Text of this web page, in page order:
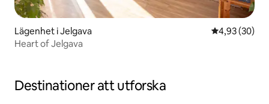
Lägenhet i Jelgava 4,93 av 5 i
4,93 (30)
Heart of Jelgava
Destinationer att utforska